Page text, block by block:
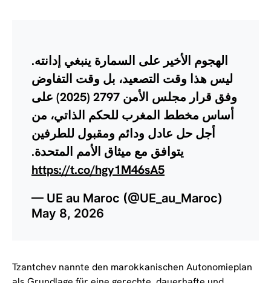
الهجوم الأخير على السمارة ينبغي إدانته.
ليس هذا وقت التصعيد، بل وقت التفاوض
وفق قرار مجلس الأمن 2797 (2025) على
أساس مخطط المغرب للحكم الذاتي، من
أجل حل عادل ودائم ومقبول للطرفين
يتوافق مع ميثاق الأمم المتحدة.
https://t.co/hgy1M46sA5
— UE au Maroc (@UE_au_Maroc)
May 8, 2026
Tzantchev nannte den marokkanischen Autonomieplan